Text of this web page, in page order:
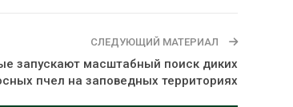
СЛЕДУЮЩИЙ МАТЕРИАЛ
запускают масштабный поиск диких
пчел на заповедных территориях